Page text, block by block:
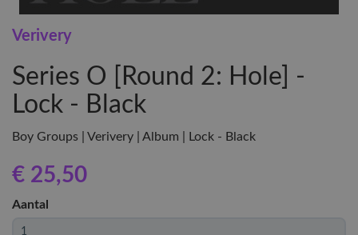
Verivery
Series O [Round 2: Hole] -
Lock - Black
Boy Groups | Verivery | Album | Lock - Black
€ 25,50
Aantal